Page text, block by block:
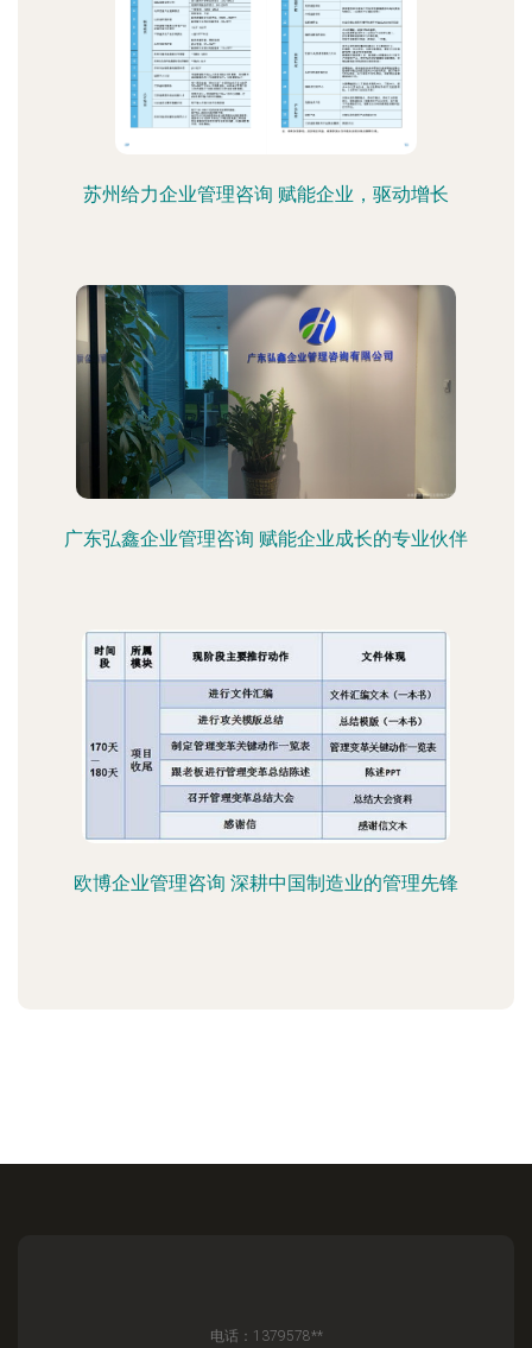
苏州给力企业管理咨询 赋能企业，驱动增长
广东弘鑫企业管理咨询 赋能企业成长的专业伙伴
欧博企业管理咨询 深耕中国制造业的管理先锋
电话：1379578**